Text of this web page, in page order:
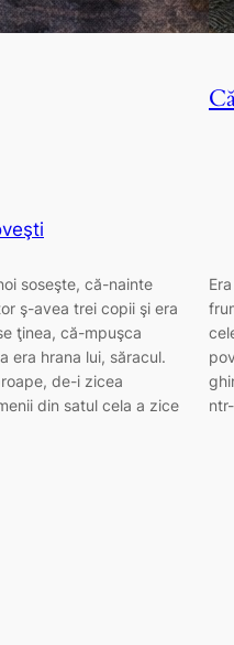
soseşte, că-nainte
ş-avea trei copii şi era
ţinea, că-mpuşca
era hrana lui, săracul.
de-i zicea
din satul cela a zice